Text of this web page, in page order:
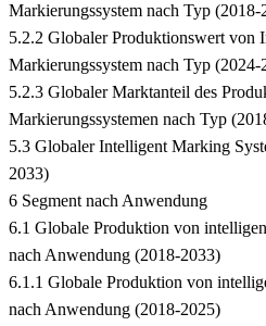
Markierungssystem nach Typ (2018-
5.2.2 Globaler Produktionswert von
Markierungssystem nach Typ (2024-
5.2.3 Globaler Marktanteil des
Markierungssystemen nach Typ
5.3 Globaler Intelligent Marking
2033)
6 Segment nach Anwendung
6.1 Globale Produktion von
nach Anwendung (2018-2033)
6.1.1 Globale Produktion von
nach Anwendung (2018-2025)